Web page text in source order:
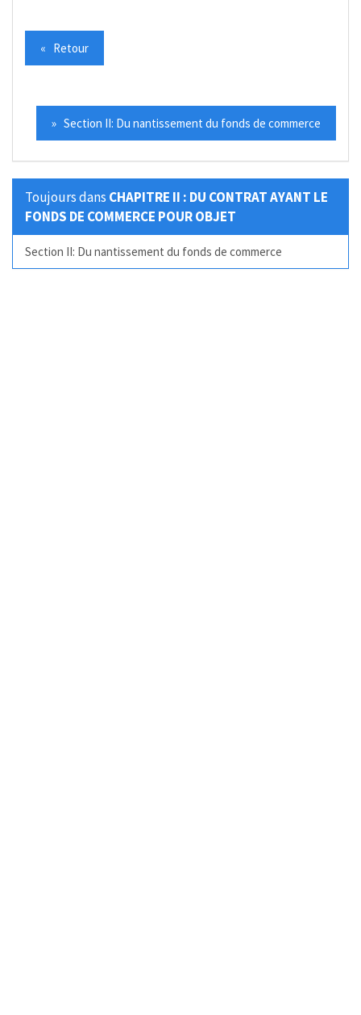
« Retour
» Section II: Du nantissement du fonds de commerce
Toujours dans CHAPITRE II : DU CONTRAT AYANT LE
FONDS DE COMMERCE POUR OBJET
Section II: Du nantissement du fonds de commerce